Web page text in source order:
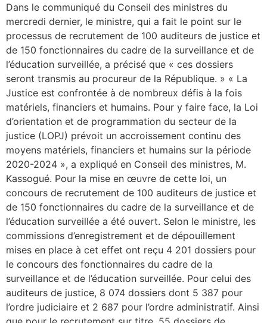
Dans le communiqué du Conseil des ministres du
mercredi dernier, le ministre, qui a fait le point sur le
processus de recrutement de 100 auditeurs de justice et
de 150 fonctionnaires du cadre de la surveillance et de
l’éducation surveillée, a précisé que « ces dossiers
seront transmis au procureur de la République. » « La
Justice est confrontée à de nombreux défis à la fois
matériels, financiers et humains. Pour y faire face, la Loi
d’orientation et de programmation du secteur de la
justice (LOPJ) prévoit un accroissement continu des
moyens matériels, financiers et humains sur la période
2020-2024 », a expliqué en Conseil des ministres, M.
Kassogué. Pour la mise en œuvre de cette loi, un
concours de recrutement de 100 auditeurs de justice et
de 150 fonctionnaires du cadre de la surveillance et de
l’éducation surveillée a été ouvert. Selon le ministre, les
commissions d’enregistrement et de dépouillement
mises en place à cet effet ont reçu 4 201 dossiers pour
le concours des fonctionnaires du cadre de la
surveillance et de l’éducation surveillée. Pour celui des
auditeurs de justice, 8 074 dossiers dont 5 387 pour
l’ordre judiciaire et 2 687 pour l’ordre administratif. Ainsi